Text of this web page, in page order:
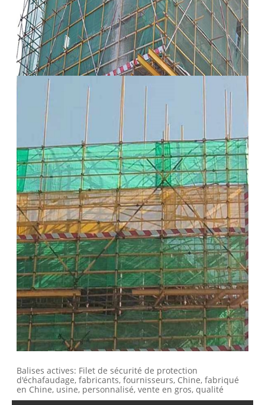
Balises actives: Filet de sécurité de protection
d'échafaudage, fabricants, fournisseurs, Chine, fabriqué
en Chine, usine, personnalisé, vente en gros, qualité